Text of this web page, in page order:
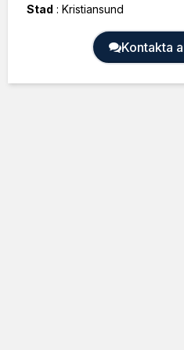
Stad : Kristiansund
Kontakta